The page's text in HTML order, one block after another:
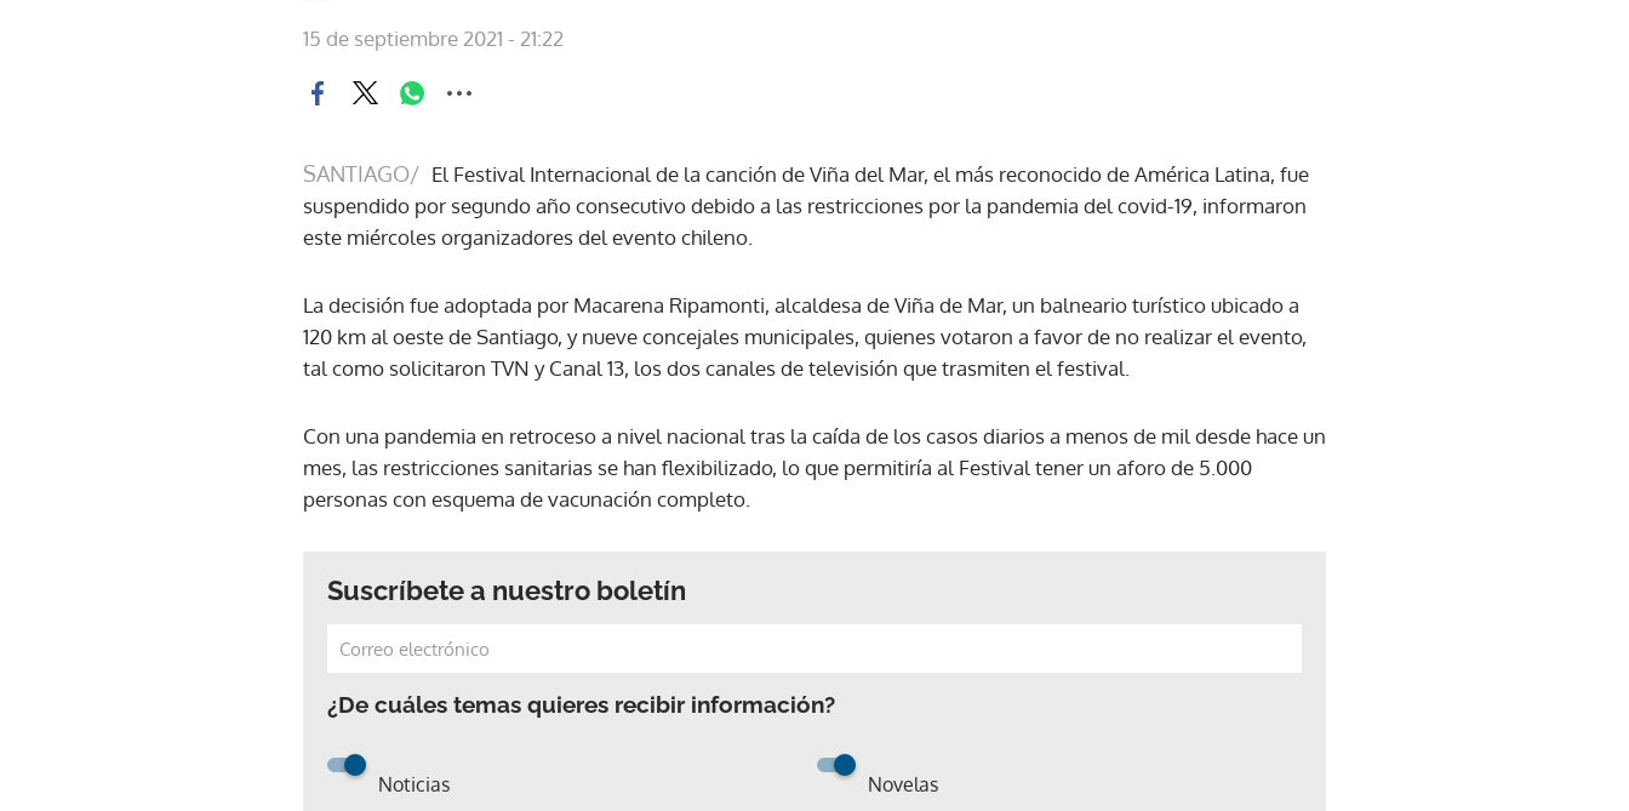
15 de septiembre 2021 - 21:22
SANTIAGO/ El Festival Internacional de la canción de Viña del Mar, el más reconocido de América Latina, fue
suspendido por segundo año consecutivo debido a las restricciones por la pandemia del covid-19, informaron
este miércoles organizadores del evento chileno.
La decisión fue adoptada por Macarena Ripamonti, alcaldesa de Viña de Mar, un balneario turístico ubicado a
120 km al oeste de Santiago, y nueve concejales municipales, quienes votaron a favor de no realizar el evento,
tal como solicitaron TVN y Canal 13, los dos canales de televisión que trasmiten el festival.
Con una pandemia en retroceso a nivel nacional tras la caída de los casos diarios a menos de mil desde hace un
mes, las restricciones sanitarias se han flexibilizado, lo que permitiría al Festival tener un aforo de 5.000
personas con esquema de vacunación completo.
Suscríbete a nuestro boletín
¿De cuáles temas quieres recibir información?
Noticias Novelas